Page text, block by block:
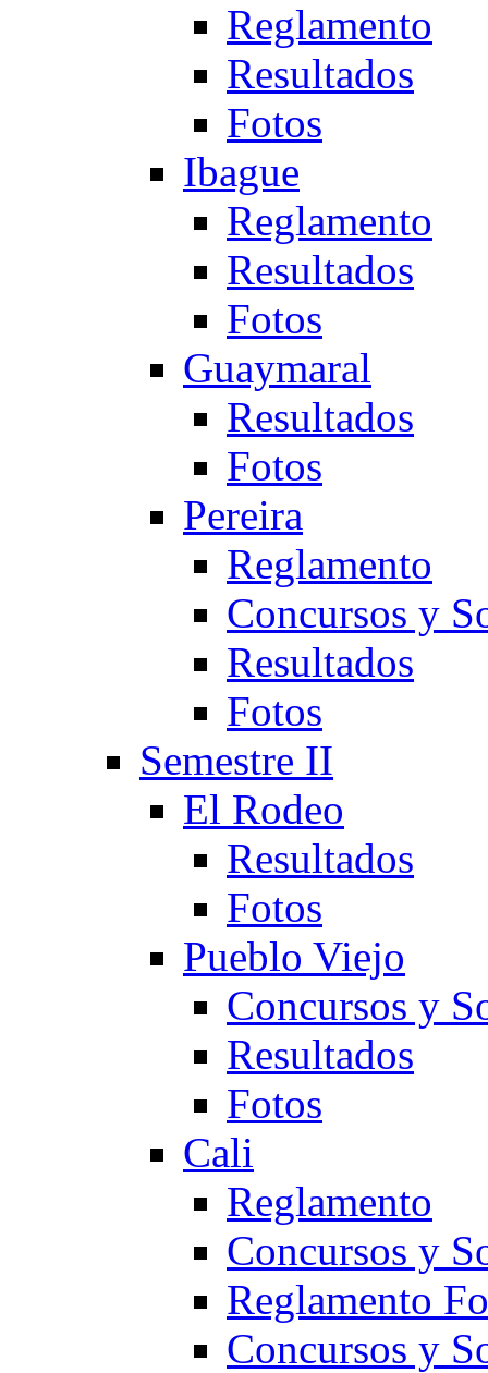
Reglamento
Resultados
Fotos
Ibague
Reglamento
Resultados
Fotos
Guaymaral
Resultados
Fotos
Pereira
Reglamento
Concursos y
Resultados
Fotos
Semestre II
El Rodeo
Resultados
Fotos
Pueblo Viejo
Concursos y
Resultados
Fotos
Cali
Reglamento
Concursos y
Reglamento
Concursos y